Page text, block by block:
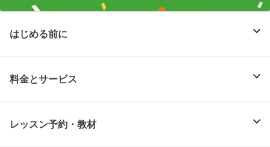
はじめる前に
料金とサービス
レッスン予約・教材